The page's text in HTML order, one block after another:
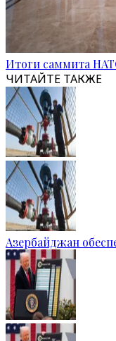
Итоги саммита
ЧИТАЙТЕ ТАКЖЕ
Азербайджан